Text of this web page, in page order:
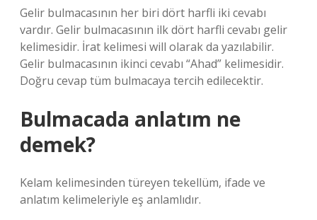
Gelir bulmacasının her biri dört harfli iki cevabı
vardır. Gelir bulmacasının ilk dört harfli cevabı gelir
kelimesidir. İrat kelimesi will olarak da yazılabilir.
Gelir bulmacasının ikinci cevabı “Ahad” kelimesidir.
Doğru cevap tüm bulmacaya tercih edilecektir.
Bulmacada anlatım ne
demek?
Kelam kelimesinden türeyen tekellüm, ifade ve
anlatım kelimeleriyle eş anlamlıdır.